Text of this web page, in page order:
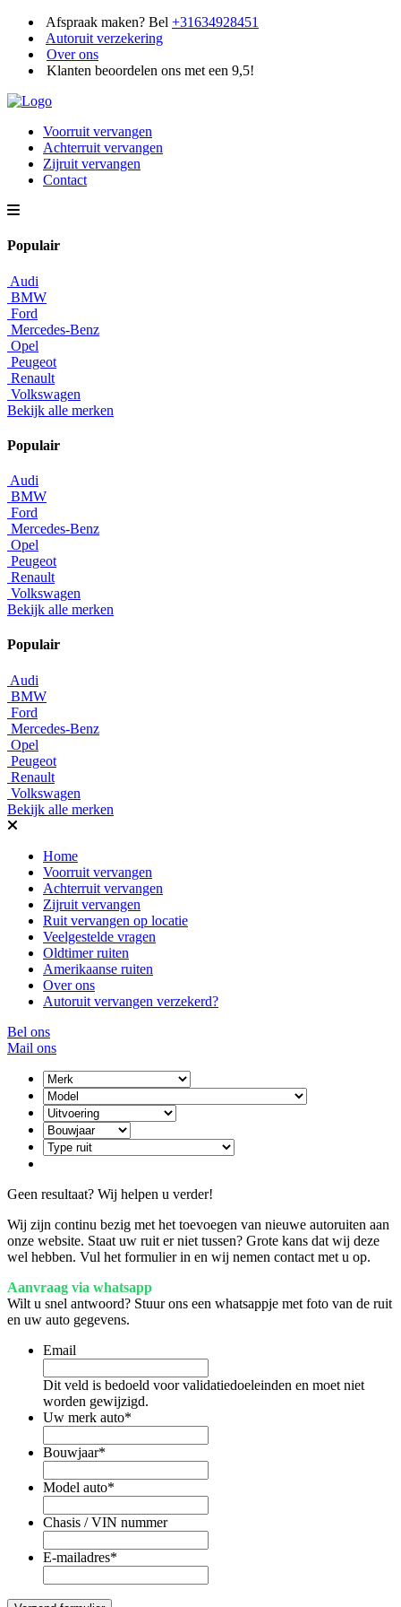
Afspraak maken? Bel +31634928451
Autoruit verzekering
Over ons
Klanten beoordelen ons met een 9,5!
Voorruit vervangen
Achterruit vervangen
Zijruit vervangen
Contact
Populair
Audi
BMW
Ford
Mercedes-Benz
Opel
Peugeot
Renault
Volkswagen
Bekijk alle merken
Populair
Audi
BMW
Ford
Mercedes-Benz
Opel
Peugeot
Renault
Volkswagen
Bekijk alle merken
Populair
Audi
BMW
Ford
Mercedes-Benz
Opel
Peugeot
Renault
Volkswagen
Bekijk alle merken
Home
Voorruit vervangen
Achterruit vervangen
Zijruit vervangen
Ruit vervangen op locatie
Veelgestelde vragen
Oldtimer ruiten
Amerikaanse ruiten
Over ons
Autoruit vervangen verzekerd?
Bel ons
Mail ons
Geen resultaat? Wij helpen u verder!
Wij zijn continu bezig met het toevoegen van nieuwe autoruiten aan
onze website. Staat uw ruit er niet tussen? Grote kans dat wij deze
wel hebben. Vul het formulier in en wij nemen contact met u op.
Aanvraag via whatsapp
Wilt u snel antwoord? Stuur ons een whatsappje met foto van de ruit
en uw auto gegevens.
Email
Dit veld is bedoeld voor validatiedoeleinden en moet niet
worden gewijzigd.
Uw merk auto*
Bouwjaar*
Model auto*
Chasis / VIN nummer
E-mailadres*